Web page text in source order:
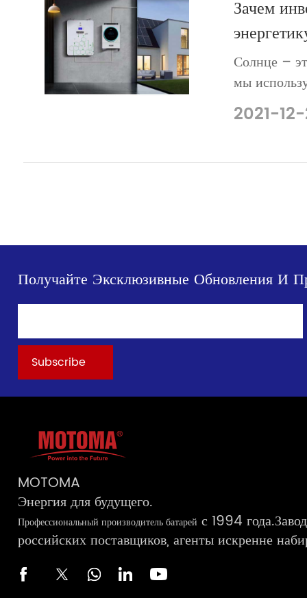
Зачем
Солнце –
мы
солнечной
2021-
Получайте Эксклюзивные Обновления И
MOTOMA
Энергия для будущего.
Профессиональный производитель батарей с 1994
российских поставщиков, агенты искренне